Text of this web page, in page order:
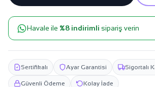
Havale ile %8 indirimli sipariş verin
Sertifikalı Ayar Garantisi Sigortalı
Güvenli Ödeme Kolay İade